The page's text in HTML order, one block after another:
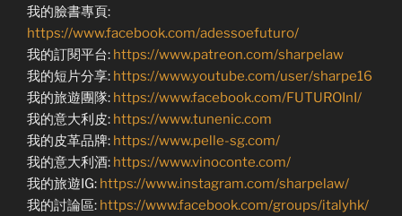
我的臉書專頁:
https://www.facebook.com/adessoefuturo/
我的訂閱平台: https://www.patreon.com/sharpelaw
我的短片分享: https://www.youtube.com/user/sharpe16
我的旅遊團隊: https://www.facebook.com/FUTUROInI/
我的意大利皮: https://www.tunenic.com
我的皮革品牌: https://www.pelle-sg.com/
我的意大利酒: https://www.vinoconte.com/
我的旅遊IG: https://www.instagram.com/sharpelaw/
我的討論區: https://www.facebook.com/groups/italyhk/